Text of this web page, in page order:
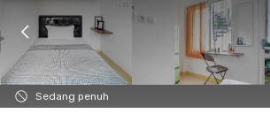
Sedang penuh
7 Agt 26 - Belum tahu
Foto Fasilitas bersama Lokasi